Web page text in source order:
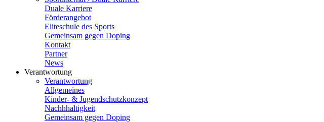
Duale Karriere
Förderangebot
Eliteschule des Sports
Gemeinsam gegen Doping
Kontakt
Partner
News
Verantwortung
Verantwortung
Allgemeines
Kinder- & Jugendschutzkonzept
Nachhhaltigkeit
Gemeinsam gegen Doping